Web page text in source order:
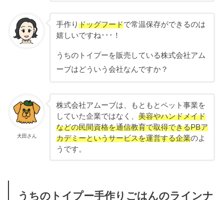
手作りドッグフードで常温保存ができるのは
嬉しいですね･･･！
うちのトイプーを販売している株式会社アム
ーブはどういう会社なんですか？
犬田さん
株式会社アムーブは、もともとペット事業を
していた企業ではなく、 美容やハンドメイド
などの民間資格を通信教育で取得できるPBア
カデミーというサービスを運営する企業のよ
うです。
うちのトイプー手作りごはんのラインナ